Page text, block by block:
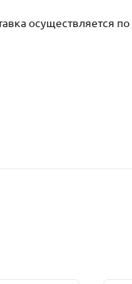
осуществляется